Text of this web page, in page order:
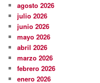
agosto 2026
julio 2026
junio 2026
mayo 2026
abril 2026
marzo 2026
febrero 2026
enero 2026